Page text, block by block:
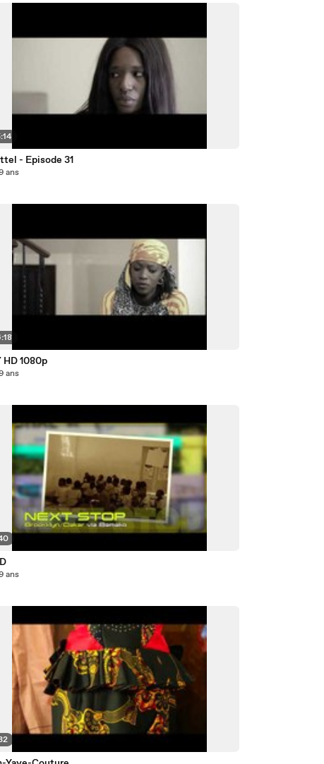
- Episode 31
ans
HD 1080p
ans
ans